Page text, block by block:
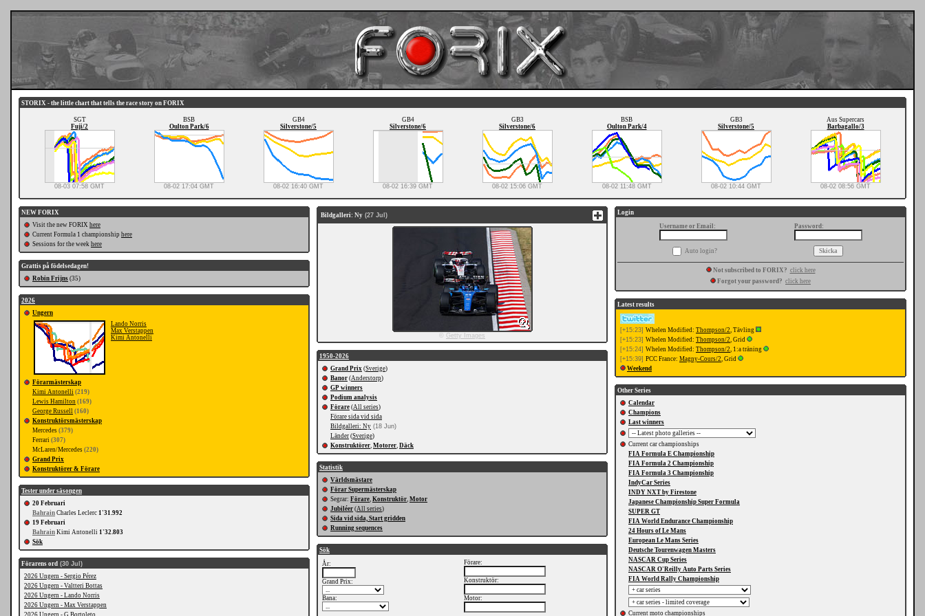
STORIX - the little chart that tells the race story on FORIX
SGT
Fuji/2
08-03 07:58 GMT
BSB
Oulton Park/6
08-02 17:04 GMT
GB4
Silverstone/5
08-02 16:40 GMT
GB4
Silverstone/6
08-02 16:39 GMT
GB3
Silverstone/6
08-02 15:06 GMT
BSB
Oulton Park/4
08-02 11:48 GMT
GB3
Silverstone/5
08-02 10:44 GMT
Aus Supercars
Barbagallo/3
08-02 08:56 GMT
NEW FORIX
Visit the new FORIX here
Current Formula 1 championship here
Sessions for the week here
Grattis på födelsedagen!
Robin Frijns (35)
2026
Ungern
Lando Norris
Max Verstappen
Kimi Antonelli
Förarmästerskap
Kimi Antonelli (219)
Lewis Hamilton (169)
George Russell (160)
Konstruktörsmästerskap
Mercedes (379)
Ferrari (307)
McLaren/Mercedes (220)
Grand Prix
Konstruktörer & Förare
Tester under säsongen
20 Februari
Bahrain Charles Leclerc 1'31.992
19 Februari
Bahrain Kimi Antonelli 1'32.803
Sök
Förarens ord (30 Jul)
2026 Ungern - Sergio Pérez
2026 Ungern - Valtteri Bottas
2026 Ungern - Lando Norris
2026 Ungern - Max Verstappen
2026 Ungern - G.Bortoleto
Bildgalleri: Ny (27 Jul)
© Getty Images
1950-2026
Grand Prix (Sverige)
Banor (Anderstorp)
GP winners
Podium analysis
Förare (All series)
Förare sida vid sida
Bildgalleri: Ny (18 Jun)
Länder (Sverige)
Konstruktörer, Motorer, Däck
Statistik
Världsmästare
Förar Supermästerskap
Segrar: Förare, Konstruktör, Motor
Jubiléer (All series)
Sida vid sida, Start gridden
Running sequences
Sök
År:
Grand Prix:
Bana:
Förare:
Konstruktör:
Motor:
Login
Username or Email:
Password:
Auto login?
Not subscribed to FORIX? click here
Forgot your password? click here
Latest results
[+15:23] Whelen Modified: Thompson/2, Tävling
[+15:23] Whelen Modified: Thompson/2, Grid
[+15:24] Whelen Modified: Thompson/2, 1:a träning
[+15:39] PCC France: Magny-Cours/2, Grid
Weekend
Other Series
Calendar
Champions
Last winners
Current car championships
FIA Formula E Championship
FIA Formula 2 Championship
FIA Formula 3 Championship
IndyCar Series
INDY NXT by Firestone
Japanese Championship Super Formula
SUPER GT
FIA World Endurance Championship
24 Hours of Le Mans
European Le Mans Series
Deutsche Tourenwagen Masters
NASCAR Cup Series
NASCAR O'Reilly Auto Parts Series
FIA World Rally Championship
Current moto championships